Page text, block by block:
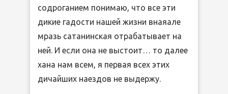
содроганием понимаю, что все эти
дикие гадости нашей жизни внаяале
мразь сатанинская отрабатывает на
ней. И если она не выстоит… то далее
хана нам всем, я первая всех этих
дичайших наездов не выдержу.